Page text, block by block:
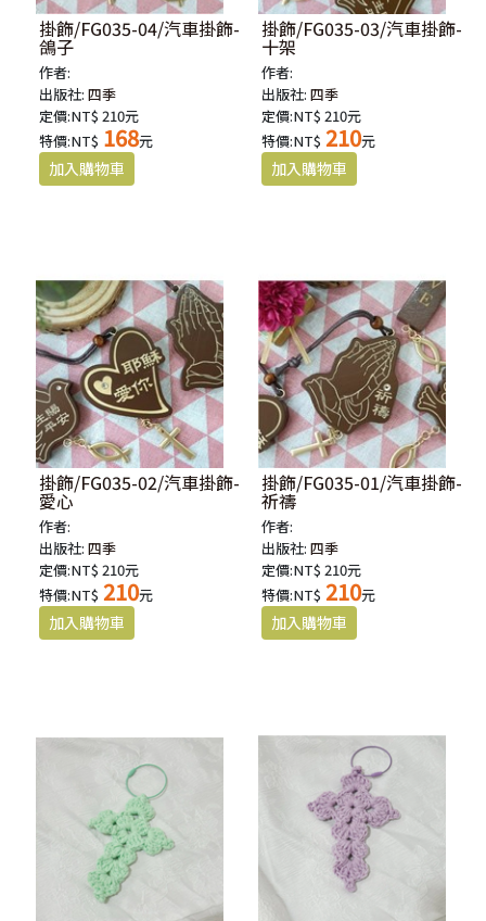
掛飾/FG035-04/汽車掛飾-
鴿子
作者:
出版社:四季
定價:NT$ 210元
特價:NT$ 168元
掛飾/FG035-03/汽車掛飾-
十架
作者:
出版社:四季
定價:NT$ 210元
特價:NT$ 210元
掛飾/FG035-02/汽車掛飾-
愛心
作者:
出版社:四季
定價:NT$ 210元
特價:NT$ 210元
掛飾/FG035-01/汽車掛飾-
祈禱
作者:
出版社:四季
定價:NT$ 210元
特價:NT$ 210元